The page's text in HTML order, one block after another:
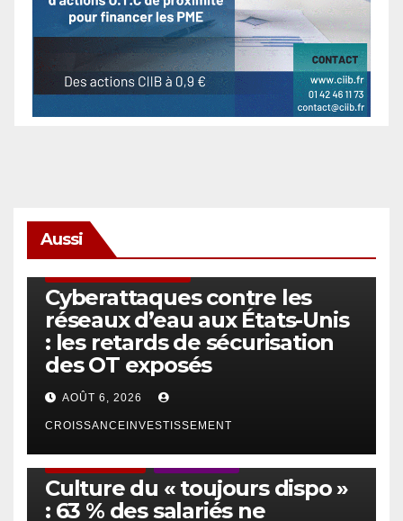
Aussi
Cyberattaques contre les
réseaux d’eau aux États-Unis
: les retards de sécurisation
des OT exposés
AOÛT 6, 2026
CROISSANCEINVESTISSEMENT
Culture du « toujours dispo »
: 63 % des salariés ne